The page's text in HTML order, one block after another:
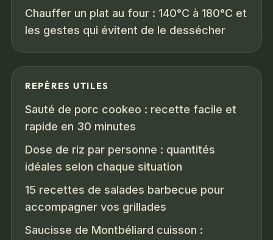
Chauffer un plat au four : 140°C à 180°C et
les gestes qui évitent de le dessécher
REPÈRES UTILES
Sauté de porc cookeo : recette facile et
rapide en 30 minutes
Dose de riz par personne : quantités
idéales selon chaque situation
15 recettes de salades barbecue pour
accompagner vos grillades
Saucisse de Montbéliard cuisson :